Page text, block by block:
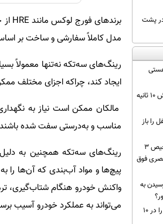
در پشت
معمای ریاضی؛ رکورد حل این چالش 10 ثانیه
باز
معمای تصویری تک شاخ ها / تشخیص 3
بصری فوق
به
فقط تیزبین ها می توانند این معما را در 10
مدل کاملاً سفارشی و ساخت بر
رینگ‌های سه‌تکه نه‌تنها معمولاً
ایجاد کند، چراکه اجزای مختلف
مالکان ممکن است نیاز به
مناسب و به‌درستی سفت شده
رینگ‌های سه‌تکه همچنین به دلیل
پیچ‌ها و مواد آب‌بندی که آن‌ها
واکنش خودرو هنگام شتاب‌گیری،
می‌تواند به عملکرد خودرو آسیب